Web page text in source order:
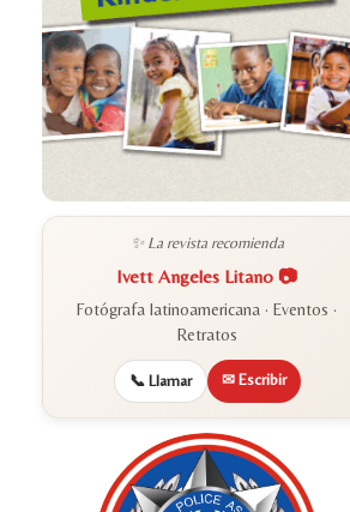
✨ La revista recomienda
Ivett Angeles Litano 📷
Fotógrafa latinoamericana · Eventos ·
Retratos
📞 Llamar ✉ Escribir